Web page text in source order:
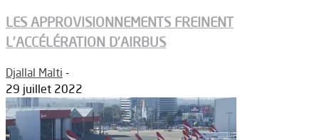
LES APPROVISIONNEMENTS FREINENT
L’ACCÉLÉRATION D’AIRBUS
Djallal Malti -
29 juillet 2022